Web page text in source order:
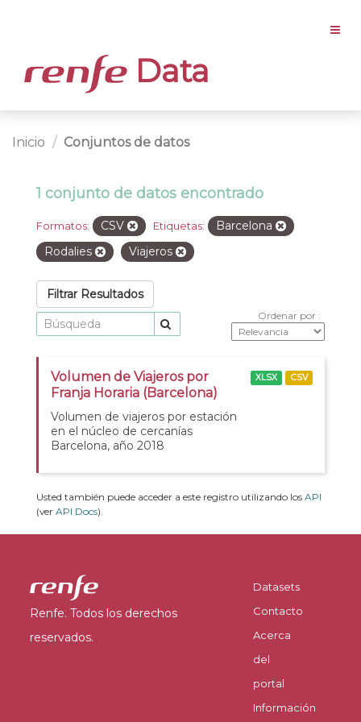
Data
Inicio Conjuntos de datos
1 conjunto de datos encontrado
Formatos: CSV Etiquetas:
Barcelona
Rodalies
Viajeros
Filtrar Resultados
Ordenar por
Volumen de Viajeros por
Franja Horaria (Barcelona)
Volumen de viajeros por estación
en el núcleo de cercanías
Barcelona, año 2018
XLSX CSV
Usted también puede acceder a este registro utilizando los API
(ver API Docs).
Renfe. Todos los derechos
reservados.
Datasets
Contacto
Acerca
del
portal
Información